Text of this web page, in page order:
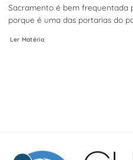
Sacramento é bem frequentada
porque é uma das portarias do
Ler Matéria